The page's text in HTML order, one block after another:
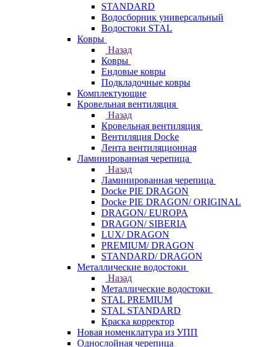
STANDARD
Водосборник универсальный
Водостоки STAL
Ковры
Назад
Ковры
Ендовые ковры
Подкладочные ковры
Комплектующие
Кровельная вентиляция
Назад
Кровельная вентиляция
Вентиляция Docke
Лента вентиляционная
Ламинированная черепица
Назад
Ламинированная черепица
Docke PIE DRAGON
Docke PIE DRAGON/ ORIGINAL
DRAGON/ EUROPA
DRAGON/ SIBERIA
LUX/ DRAGON
PREMIUM/ DRAGON
STANDARD/ DRAGON
Металлические водостоки
Назад
Металлические водостоки
STAL PREMIUM
STAL STANDARD
Краска корректор
Новая номенклатура из УПП
Однослойная черепица